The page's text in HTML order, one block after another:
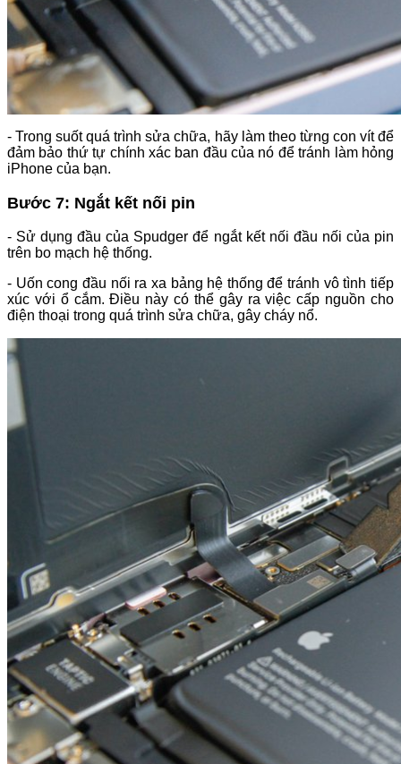
- Trong suốt quá trình sửa chữa, hãy làm theo từng con vít để
đảm bảo thứ tự chính xác ban đầu của nó để tránh làm hỏng
iPhone của bạn.
Bước 7: Ngắt kết nối pin
- Sử dụng đầu của Spudger để ngắt kết nối đầu nối của pin
trên bo mạch hệ thống.
- Uốn cong đầu nối ra xa bảng hệ thống để tránh vô tình tiếp
xúc với ổ cắm. Điều này có thể gây ra việc cấp nguồn cho
điện thoại trong quá trình sửa chữa, gây cháy nổ.